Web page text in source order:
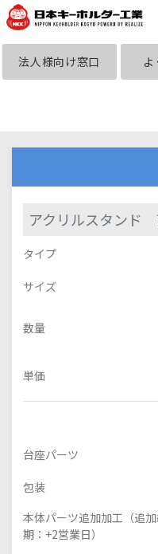
法人様向け窓口
アクリルスタン
タイプ
サイズ
数量
単価
台座パーツ
包装
本体パーツ追加加工（追
期：+2営業日）